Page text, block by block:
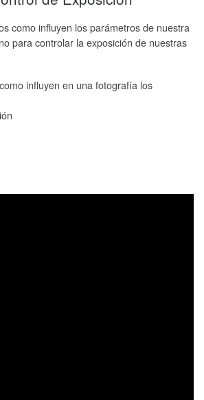
como influyen los parámetros de nuestra
para controlar la exposición de nuestras
influyen en una fotografía los